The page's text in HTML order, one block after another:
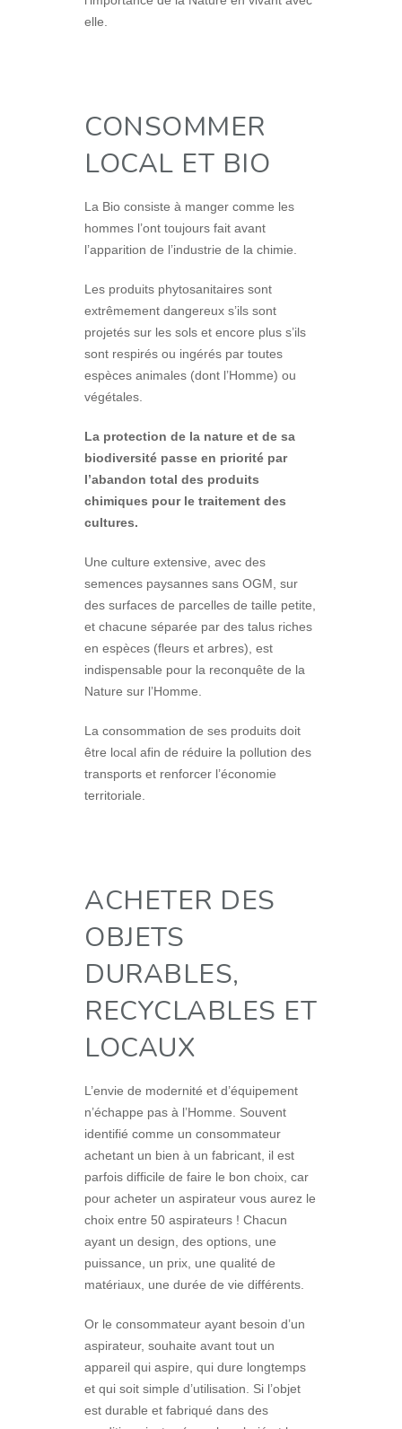
elle.
CONSOMMER
LOCAL ET BIO
La Bio consiste à manger comme les
hommes l’ont toujours fait avant
l’apparition de l’industrie de la chimie.
Les produits phytosanitaires sont
extrêmement dangereux s’ils sont
projetés sur les sols et encore plus s’ils
sont respirés ou ingérés par toutes
espèces animales (dont l’Homme) ou
végétales.
La protection de la nature et de sa
biodiversité passe en priorité par
l’abandon total des produits
chimiques pour le traitement des
cultures.
Une culture extensive, avec des
semences paysannes sans OGM, sur
des surfaces de parcelles de taille petite,
et chacune séparée par des talus riches
en espèces (fleurs et arbres), est
indispensable pour la reconquête de la
Nature sur l’Homme.
La consommation de ses produits doit
être local afin de réduire la pollution des
transports et renforcer l’économie
territoriale.
ACHETER DES
OBJETS
DURABLES,
RECYCLABLES ET
LOCAUX
L’envie de modernité et d’équipement
n’échappe pas à l’Homme. Souvent
identifié comme un consommateur
achetant un bien à un fabricant, il est
parfois difficile de faire le bon choix, car
pour acheter un aspirateur vous aurez le
choix entre 50 aspirateurs ! Chacun
ayant un design, des options, une
puissance, un prix, une qualité de
matériaux, une durée de vie différents.
Or le consommateur ayant besoin d’un
aspirateur, souhaite avant tout un
appareil qui aspire, qui dure longtemps
et qui soit simple d’utilisation. Si l’objet
est durable et fabriqué dans des